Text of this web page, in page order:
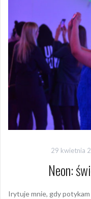
29 kwietnia
Neon:
Irytuje mnie, gdy